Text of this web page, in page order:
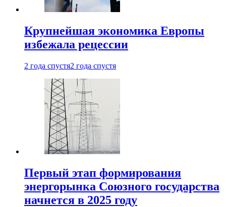
Крупнейшая экономика Европы
избежала рецессии
2 года спустя2 года спустя
Первый этап формирования
энергорынка Союзного государства
начнется в 2025 году